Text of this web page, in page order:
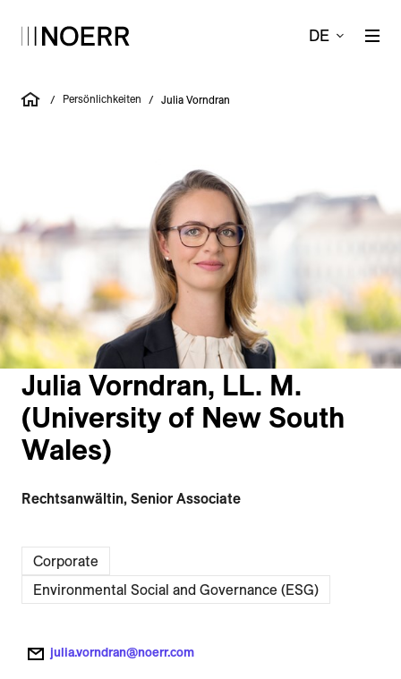
DE
/ Persönlichkeiten / Julia Vorndran
Julia Vorndran, LL. M.
(University of New South
Wales)
Rechtsanwältin, Senior Associate
Corporate
Environmental Social and Governance (ESG)
julia.vorndran@noerr.com